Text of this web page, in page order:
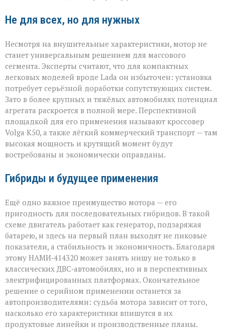
Не для всех, но для нужных
Несмотря на внушительные характеристики, мотор не
станет универсальным решением для массового
сегмента. Эксперты считают, что для компактных
легковых моделей вроде Lada он избыточен: установка
потребует серьёзной доработки сопутствующих систем.
Зато в более крупных и тяжёлых автомобилях потенциал
агрегата раскроется в полной мере. Перспективной
площадкой для его применения называют кроссовер
Volga К50, а также лёгкий коммерческий транспорт — там
высокая мощность и крутящий момент будут
востребованы и экономически оправданы.
Гибриды и будущее применения
Ещё одно важное преимущество мотора — его
пригодность для последовательных гибридов. В такой
схеме двигатель работает как генератор, подзаряжая
батарею, и здесь на первый план выходят не пиковые
показатели, а стабильность и экономичность. Благодаря
этому НАМИ‑414320 может занять нишу не только в
классических ДВС‑автомобилях, но и в перспективных
электрифицированных платформах. Окончательное
решение о серийном применении останется за
автопроизводителями: судьба мотора зависит от того,
насколько его характеристики впишутся в их
продуктовые линейки и производственные планы.